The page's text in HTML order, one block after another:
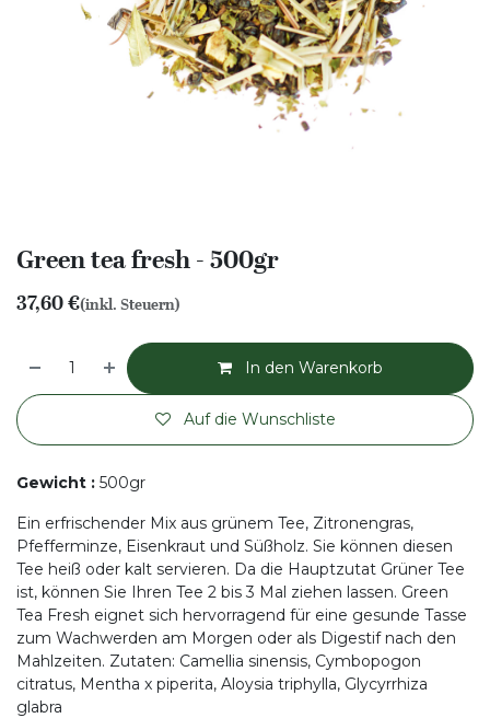
Green tea fresh - 500gr
37,60€(inkl. Steuern)
In den Warenkorb
Auf die Wunschliste
Gewicht : 500gr
Ein erfrischender Mix aus grünem Tee, Zitronengras,
Pfefferminze, Eisenkraut und Süßholz. Sie können diesen
Tee heiß oder kalt servieren. Da die Hauptzutat Grüner Tee
ist, können Sie Ihren Tee 2 bis 3 Mal ziehen lassen. Green
Tea Fresh eignet sich hervorragend für eine gesunde Tasse
zum Wachwerden am Morgen oder als Digestif nach den
Mahlzeiten. Zutaten: Camellia sinensis, Cymbopogon
citratus, Mentha x piperita, Aloysia triphylla, Glycyrrhiza
glabra